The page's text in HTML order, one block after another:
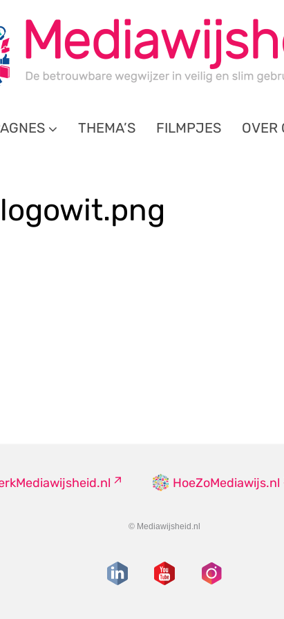
THEMA’S FILMPJES OVER
HoeZoMediawijs.nl
© Mediawijsheid.nl